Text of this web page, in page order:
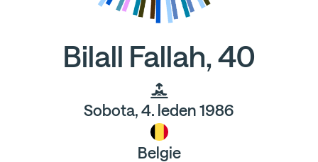
Bilall Fallah, 40
Sobota, 4. leden 1986
Belgie